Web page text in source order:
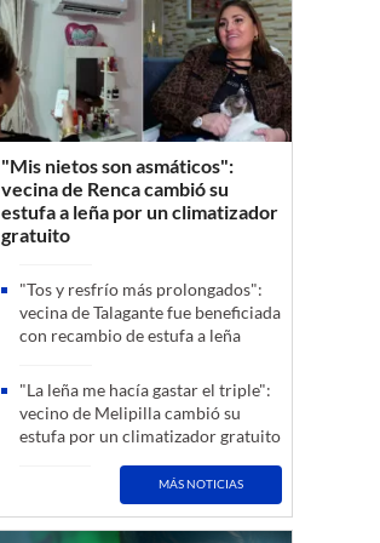
"Mis nietos son asmáticos":
vecina de Renca cambió su
estufa a leña por un climatizador
gratuito
"Tos y resfrío más prolongados":
vecina de Talagante fue beneficiada
con recambio de estufa a leña
"La leña me hacía gastar el triple":
vecino de Melipilla cambió su
estufa por un climatizador gratuito
MÁS NOTICIAS